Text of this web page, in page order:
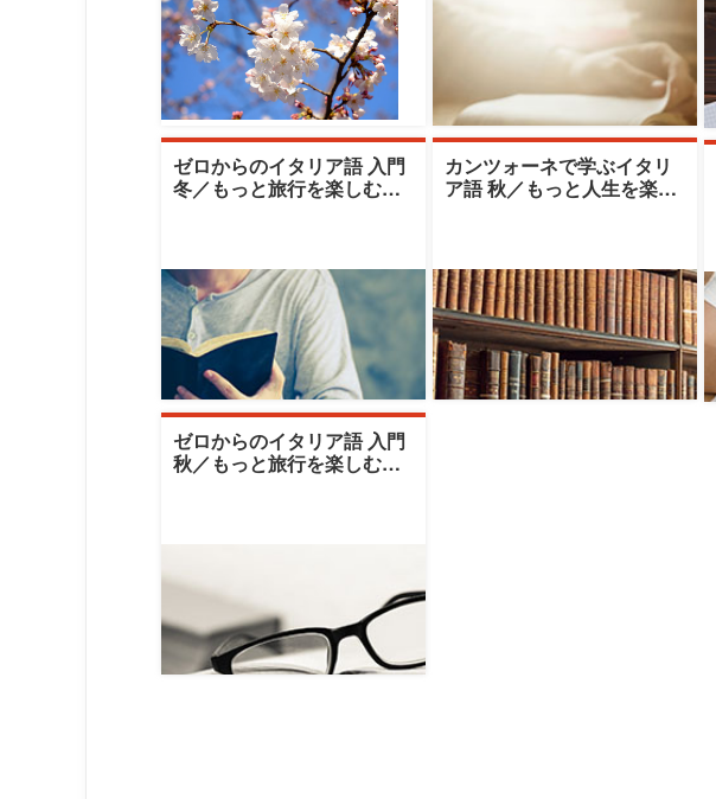
ゼロからのイタリア語 入門
冬／もっと旅行を楽しむた
カンツォーネで学ぶイタリ
ア語 秋／もっと人生を楽し
ゼロからのイタリア語 入門
秋／もっと旅行を楽しむた